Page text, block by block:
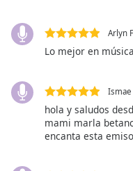
in-
Picture
Fullscreen
Arlyn
Lo mejor en
Ismae
hola y saludos
mami marla
encanta esta